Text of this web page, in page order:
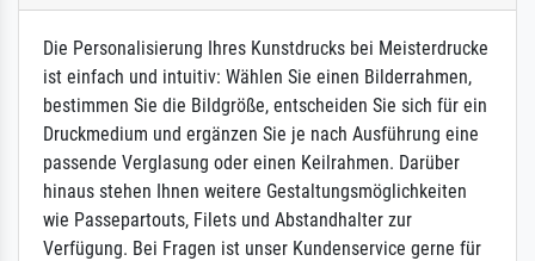
Die Personalisierung Ihres Kunstdrucks bei Meisterdrucke
ist einfach und intuitiv: Wählen Sie einen Bilderrahmen,
bestimmen Sie die Bildgröße, entscheiden Sie sich für ein
Druckmedium und ergänzen Sie je nach Ausführung eine
passende Verglasung oder einen Keilrahmen. Darüber
hinaus stehen Ihnen weitere Gestaltungsmöglichkeiten
wie Passepartouts, Filets und Abstandhalter zur
Verfügung. Bei Fragen ist unser Kundenservice gerne für